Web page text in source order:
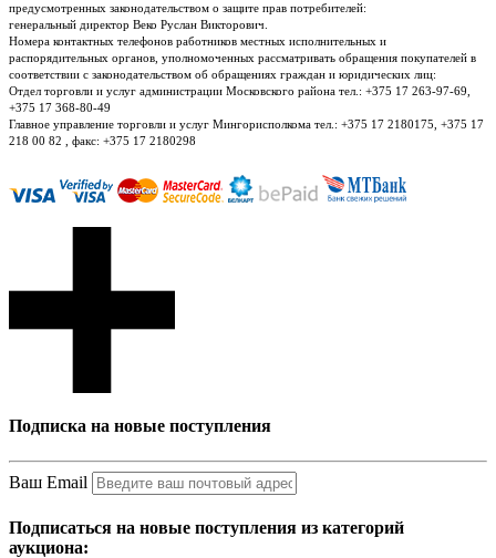
предусмотренных законодательством о защите прав потребителей:
генеральный директор Веко Руслан Викторович.
Номера контактных телефонов работников местных исполнительных и
распорядительных органов, уполномоченных рассматривать обращения покупателей в
соответствии с законодательством об обращениях граждан и юридических лиц:
Отдел торговли и услуг администрации Московского района тел.: +375 17 263-97-69,
+375 17 368-80-49
Главное управление торговли и услуг Мингорисполкома тел.: +375 17 2180175, +375 17
218 00 82 , факс: +375 17 2180298
Подписка на новые поступления
Ваш Email
Подписаться на новые поступления из категорий
аукциона: